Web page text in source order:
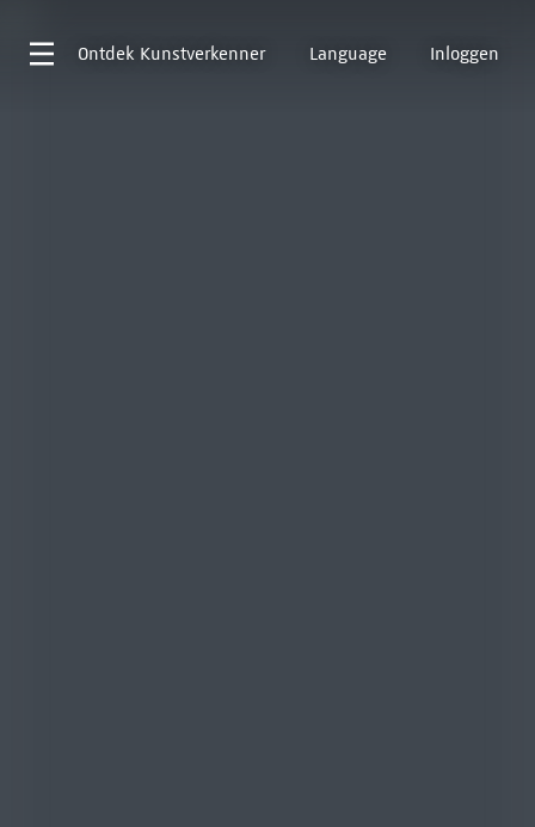
Ontdek Kunstverkenner Language Inloggen